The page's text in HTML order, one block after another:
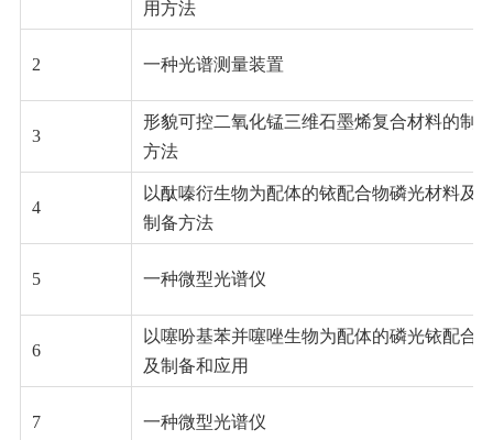
用方法
2 一种光谱测量装置
3
形貌可控二氧化锰三维石墨烯复合材料的制
方法
4
以酞嗪衍生物为配体的铱配合物磷光材料及
制备方法
5 一种微型光谱仪
6
以噻吩基苯并噻唑生物为配体的磷光铱配合
及制备和应用
7 一种微型光谱仪